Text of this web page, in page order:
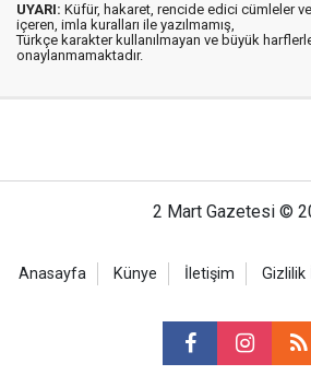
UYARI: Küfür, hakaret, rencide edici cümleler
içeren, imla kuralları ile yazılmamış,
Türkçe karakter kullanılmayan ve büyük
onaylanmamaktadır.
2 Mart Gazetesi ©
Anasayfa Künye İletişim Gizlilik